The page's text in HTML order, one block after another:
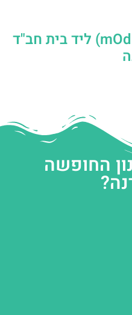
מלון מודוס (mOdus Hotel) ליד בית חב"ד
החופשה